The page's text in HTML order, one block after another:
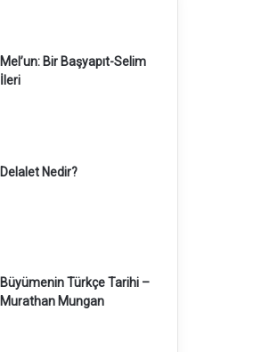
Mel’un: Bir Başyapıt-Selim
İleri
Delalet Nedir?
Büyümenin Türkçe Tarihi –
Murathan Mungan